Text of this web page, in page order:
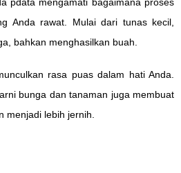
pdata mengamati bagaimana proses
Anda rawat. Mulai dari tunas kecil,
bahkan menghasilkan buah.
rasa puas dalam hati Anda.
bunga dan tanaman juga membuat
menjadi lebih jernih.